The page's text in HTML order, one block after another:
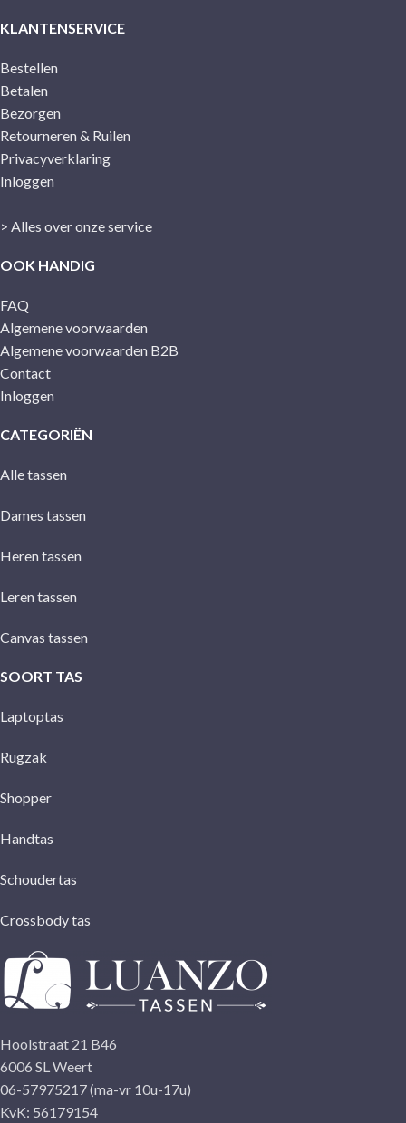
KLANTENSERVICE
Bestellen
Betalen
Bezorgen
Retourneren & Ruilen
Privacyverklaring
Inloggen
> Alles over onze service
OOK HANDIG
FAQ
Algemene voorwaarden
Algemene voorwaarden B2B
Contact
Inloggen
CATEGORIËN
Alle tassen
Dames tassen
Heren tassen
Leren tassen
Canvas tassen
SOORT TAS
Laptoptas
Rugzak
Shopper
Handtas
Schoudertas
Crossbody tas
Hoolstraat 21 B46
6006 SL Weert
06-57975217 (ma-vr 10u-17u)
KvK: 56179154